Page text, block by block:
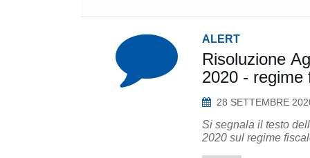
ALERT
Risoluzione
2020 - regime
28 SETTEMBRE
Si segnala il testo
2020 sul regime